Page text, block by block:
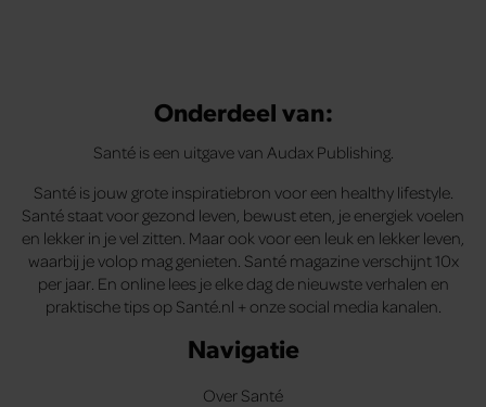
Onderdeel van:
Santé is een uitgave van Audax Publishing.
Santé is jouw grote inspiratiebron voor een healthy lifestyle.
Santé staat voor gezond leven, bewust eten, je energiek voelen
en lekker in je vel zitten. Maar ook voor een leuk en lekker leven,
waarbij je volop mag genieten. Santé magazine verschijnt 10x
per jaar. En online lees je elke dag de nieuwste verhalen en
praktische tips op Santé.nl + onze social media kanalen.
Navigatie
Over Santé